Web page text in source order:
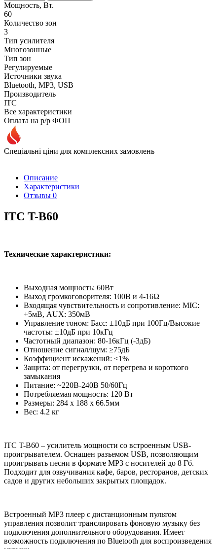
Мощность, Вт.
60
Количество зон
3
Тип усилителя
Многозонные
Тип зон
Регулируемые
Источники звука
Bluetooth, MP3, USB
Производитель
ITC
Все характеристики
Оплата на р/р ФОП
Спеціальні ціни для комплексних замовлень
Описание
Характеристики
Отзывы 0
ITC T-B60
Технические характеристики:
Выходная мощность: 60Вт
Выход громкоговорителя: 100В и 4-16Ω
Входящая чувствительность и сопротивление: MIC:
+5мВ, AUX: 350мВ
Управление тоном: Басс: ±10дБ при 100Гц/Высокие
частоты: ±10дБ при 10кГц
Частотный диапазон: 80-16кГц (-3дБ)
Отношение сигнал/шум: ≥75дБ
Коэффициент искажений: <1%
Защита: от перегрузки, от перегрева и короткого
замыкания
Питание: ~220В-240В 50/60Гц
Потребляемая мощность: 120 Вт
Размеры: 284 x 188 x 66.5мм
Вес: 4.2 кг
ITC T-B60 – усилитель мощности со встроенным USB-
проигрывателем. Оснащен разъемом USB, позволяющим
проигрывать песни в формате MP3 с носителей до 8 Гб.
Подходит для озвучивания кафе, баров, ресторанов, детских
садов и других небольших закрытых площадок.
Встроенный MP3 плеер с дистанционным пультом
управления позволит транслировать фоновую музыку без
подключения дополнительного оборудования. Имеет
возможность подключения по Bluetooth для воспроизведения